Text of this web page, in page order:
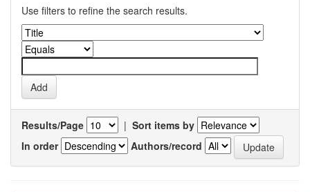
Use filters to refine the search results.
Results/Page | Sort items by
In order
Authors/record